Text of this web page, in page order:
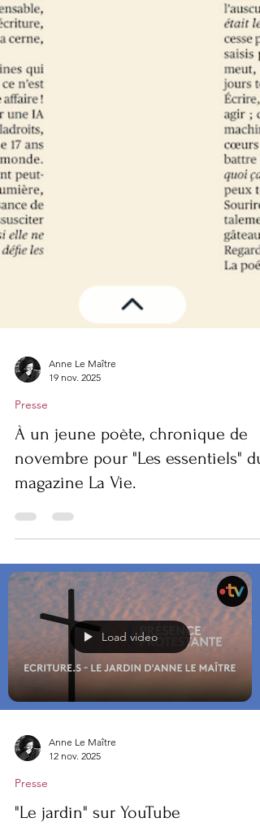
Anne Le Maître
Presse
novembre pour "Les essentiels" du
magazine La Vie.